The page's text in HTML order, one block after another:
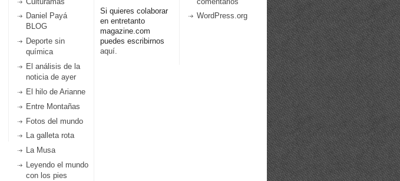
Daniel Payá
BLOG
Deporte sin
química
El análisis de la
noticia de ayer
El hilo de Arianne
Entre Montañas
Fotos del mundo
La galleta rota
La Musa
Leyendo el mundo
con los pies
Si quieres colaborar
en entretanto
magazine.com
puedes escribirnos
aquí.
WordPress.org